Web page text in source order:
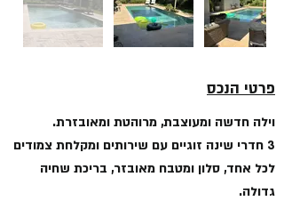
פרטי הנכס
וילה חדשה ומעוצבת, מרוהטת ומאובזרת.
3 חדרי שינה זוגיים עם שירותים ומקלחת צמודים
לכל אחד, סלון ומטבח מאובזר, בריכת שחיה
גדולה.